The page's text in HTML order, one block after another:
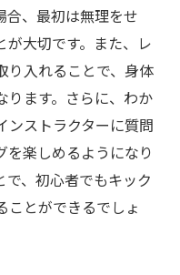
合、最初は無理をせ
大切です。また、レ
り入れることで、身体
ります。さらに、わか
ンストラクターに質問
を楽しめるようになり
で、初心者でもキック
ことができるでしょ